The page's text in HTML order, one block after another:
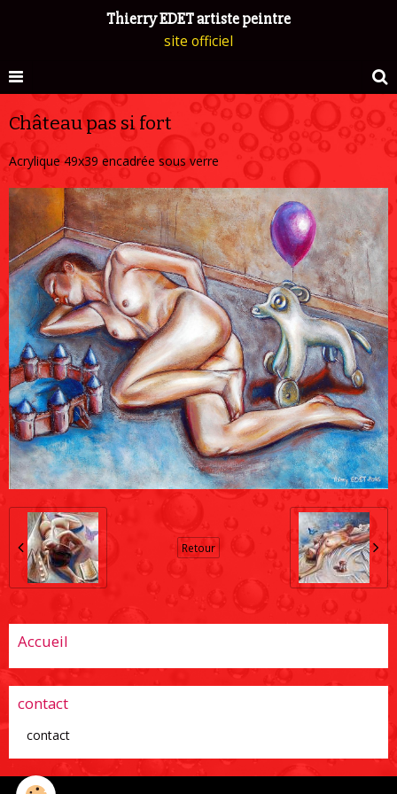
Thierry EDET artiste peintre
site officiel
Château pas si fort
Acrylique 49x39 encadrée sous verre
Retour
Accueil
contact
contact